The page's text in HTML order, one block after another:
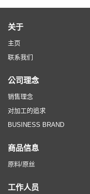
关于
主页
联系我们
公司理念
销售理念
对加工的追求
BUSINESS BRAND
商品信息
原料/原丝
工作人员